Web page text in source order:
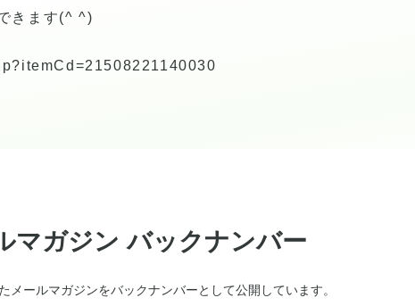
きます(^ ^)
マガジン バックナンバー
メールマガジンをバックナンバーとして公開しています。